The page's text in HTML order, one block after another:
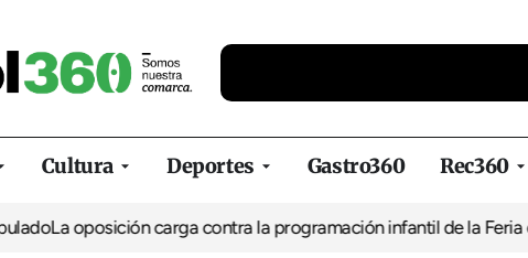
Cultura Deportes Gastro360 Rec360
carga contra la programación infantil de la Feria de la